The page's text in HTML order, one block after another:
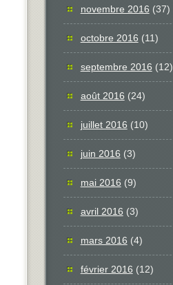
novembre 2016 (37)
octobre 2016 (11)
septembre 2016 (12)
août 2016 (24)
juillet 2016 (10)
juin 2016 (3)
mai 2016 (9)
avril 2016 (3)
mars 2016 (4)
février 2016 (12)